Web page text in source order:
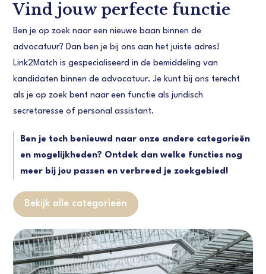
Vind jouw perfecte functie
Ben je op zoek naar een nieuwe baan binnen de
advocatuur? Dan ben je bij ons aan het juiste adres!
Link2Match is gespecialiseerd in de bemiddeling van
kandidaten binnen de advocatuur. Je kunt bij ons terecht
als je op zoek bent naar een functie als juridisch
secretaresse of personal assistant.
Ben je toch benieuwd naar onze andere categorieën
en mogelijkheden? Ontdek dan welke functies nog
meer bij jou passen en verbreed je zoekgebied!
Bekijk alle categorieën